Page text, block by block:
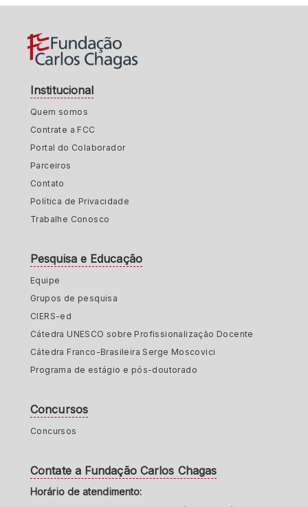
Institucional
Quem somos
Contrate a FCC
Portal do Colaborador
Parceiros
Contato
Política de Privacidade
Trabalhe Conosco
Pesquisa e Educação
Equipe
Grupos de pesquisa
CIERS-ed
Cátedra UNESCO sobre Profissionalização Docente
Cátedra Franco-Brasileira Serge Moscovici
Programa de estágio e pós-doutorado
Concursos
Concursos
Contate a Fundação Carlos Chagas
Horário de atendimento: